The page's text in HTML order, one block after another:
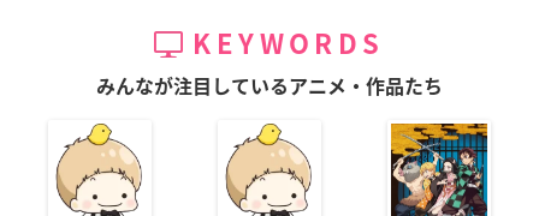
KEYWORDS
みんなが注目しているアニメ・作品たち